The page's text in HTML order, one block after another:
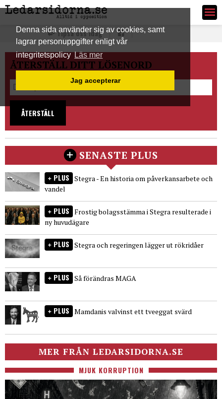
Denna sida använder sig av cookies, samt
lagrar personuppgifter enligt vår
integritetspolicyLäs mer
Jag accepterar
Ledarsidorna.se
Tipsa oss idag
ÅTERSTÄLL DITT LÖSENORD
ÅTERSTÄLL
SENASTE PLUS
PLUS Stegra - En historia om påverkansarbete och
vandel
PLUS Frostig bolagsstämma i Stegra resulterade i
ny huvudägare
PLUS Stegra och regeringen lägger ut rökridåer
PLUS Så förändras MAGA
PLUS Mamdanis valvinst ett tveeggat svärd
MER FRÅN LEDARSIDORNA.SE
MJUK KORRUPTION